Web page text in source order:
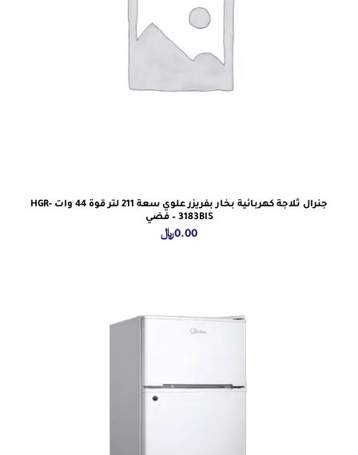
جنرال ثلاجة كهربائية بخار بفريزر علوي سعة 211 لتر قوة 44 وات HGR-
3183BIS – فضي
0.00﷼